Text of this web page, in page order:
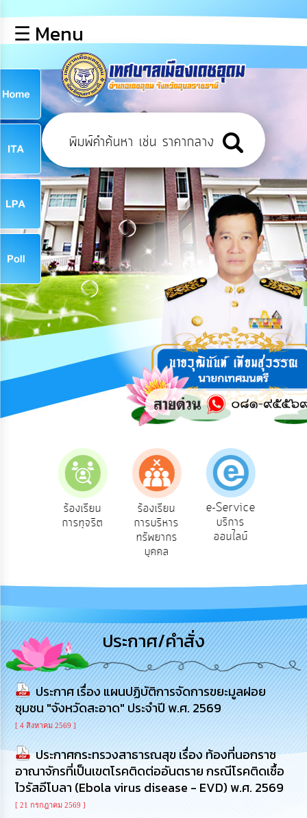
หลัก
ข้อมูล
พื้น
ฐาน
บุคลากร
ข่าว
ประชาสัมพันธ์
การ
เผย
ข้อมูล
สาธารณะ
OIT
การ
ปฏิสัมพันธ์
ฟัง
ความ
ยุทธศาสตร์/
ทรัพยากร
การ
บริหาร
งาน
การ
ส่ง
เสริม
ความ
โปร่งใส
การ
จัด
ซื้อ
☰ Menu
ร้องเรียน
การทุจริต
ร้องเรียน
การบริหาร
ทรัพยากร
บุคคล
e-Service
บริการ
ออนไลน์
ประกาศ/คำสั่ง
ประกาศ เรื่อง แผนปฏิบัติการจัดการขยะมูลฝอย
ชุมชน "จังหวัดสะอาด" ประจำปี พ.ศ. 2569
[ 4 สิงหาคม 2569 ]
ประกาศกระทรวงสาธารณสุข เรื่อง ท้องที่นอกราช
อาณาจักรที่เป็นเขตโรคติดต่ออันตราย กรณีโรคติดเชื้อ
ไวรัสอีโบลา (Ebola virus disease - EVD) พ.ศ. 2569
[ 21 กรกฎาคม 2569 ]